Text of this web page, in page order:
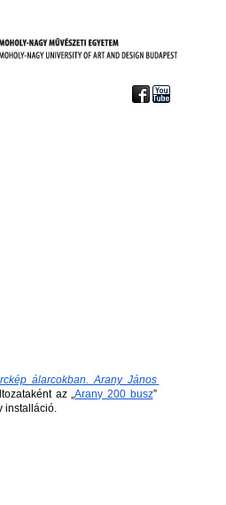
álarcokban. Arany János
az „Arany 200 busz”
installáció.